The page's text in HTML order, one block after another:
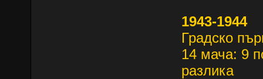
1943-1944
Градско
14 мача: 9
разлика